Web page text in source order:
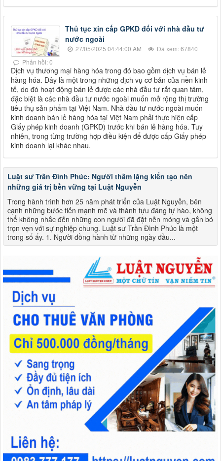
Thủ tục xin cấp GPKD đối với nhà đầu tư
nước ngoài
27/05/2025 04:44:00 AM
Đã xem: 67840
Phản hồi: 0
Dịch vụ thương mại hàng hóa trong đó bao gồm dịch vụ bán lẻ
hàng hóa. Đây là một trong những dịch vụ cơ bản của nền kinh
tế, do đó hoạt động bán lẻ được các nhà đầu tư rất quan tâm,
đặc biệt là các nhà đầu tư nước ngoài muốn mở rộng thị trường
tiêu thụ sản phẩm tại Việt Nam. Nhà đầu tư nước ngoài muốn
kinh doanh bán lẻ hàng hóa tại Việt Nam phải thực hiện cấp
Giấy phép kinh doanh (GPKD) trước khi bán lẻ hàng hóa. Tuy
nhiên, trong từng trường hợp điều kiện để được cấp Giấy phép
kinh doanh lại khác nhau.
Luật sư Trần Đình Phúc: Người thầm lặng kiến tạo nên
những giá trị bền vững tại Luật Nguyễn
Trong hành trình hơn 25 năm phát triển của Luật Nguyễn, bên
cạnh những bước tiến mạnh mẽ và thành tựu đáng tự hào, không
thể không nhắc đến những con người đã đặt nền móng và gắn bó
trọn vẹn với sự nghiệp chung. Luật sư Trần Đình Phúc là một
trong số ấy. 1. Người đồng hành từ những ngày đầu...